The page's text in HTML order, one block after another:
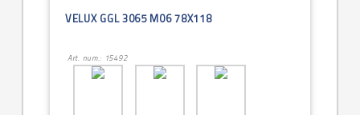
VELUX GGL 3065 M06 78X118
Art. num.: 15492